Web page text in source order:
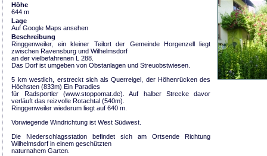
Höhe
644 m
Lage
Auf Google Maps ansehen
Beschreibung
Ringgenweiler, ein kleiner Teilort der Gemeinde Horgenzell liegt
zwischen Ravensburg und Wilhelmsdorf
an der vielbefahrenen L 288.
Das Dorf ist umgeben von Obstanlagen und Streuobstwiesen.
5 km westlich, erstreckt sich als Querreigel, der Höhenrücken des
Höchsten (833m) Ein Paradies
für Radsportler (www.stoppomat.de). Auf halber Strecke davor
verläuft das reizvolle Rotachtal (540m).
Ringgenweiler wiederum liegt auf 640 m.
Vorwiegende Windrichtung ist West Südwest.
Die Niederschlagsstation befindet sich am Ortsende Richtung
Wilhelmsdorf in einem geschützten
naturnahem Garten.